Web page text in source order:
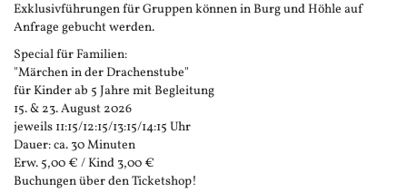
Exklusivführungen für Gruppen können in Burg und Höhle auf
Anfrage gebucht werden.
Special für Familien:
"Märchen in der Drachenstube"
für Kinder ab 5 Jahre mit Begleitung
15. & 23. August 2026
jeweils 11:15/12:15/13:15/14:15 Uhr
Dauer: ca. 30 Minuten
Erw. 5,00 € / Kind 3,00 €
Buchungen über den Ticketshop!